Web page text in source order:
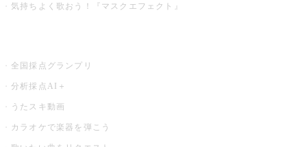
気持ちよく歌おう！『マスクエフェクト』
全国採点グランプリ
分析採点AI＋
うたスキ動画
カラオケで楽器を弾こう